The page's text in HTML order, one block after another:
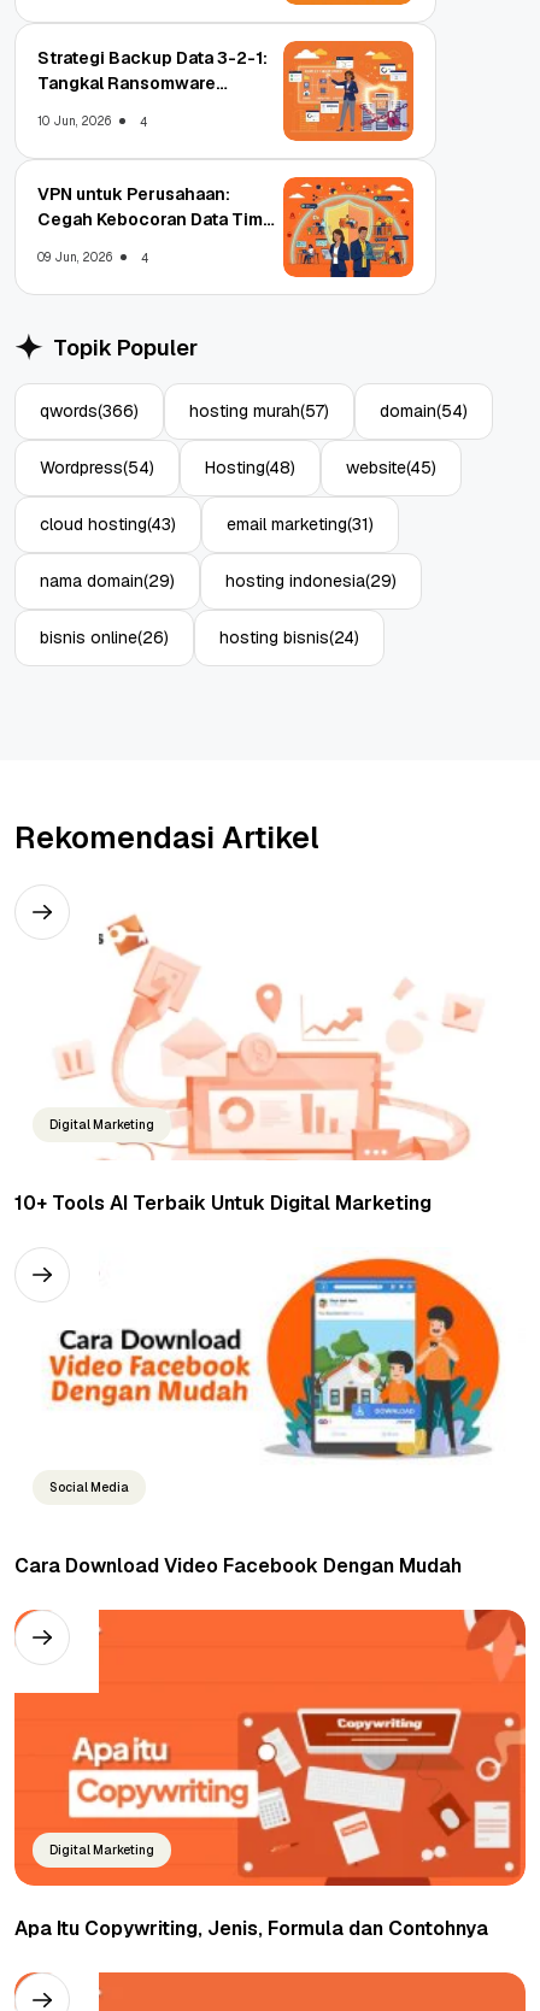
Strategi Backup Data 3-2-1:
Tangkal Ransomware
10 Jun, 2026 4
VPN untuk Perusahaan:
Cegah Kebocoran Data Tim
09 Jun, 2026 4
Topik Populer
qwords(366) hosting murah(57) domain(54)
Wordpress(54) Hosting(48) website(45)
cloud hosting(43) email marketing(31)
nama domain(29) hosting indonesia(29)
bisnis online(26) hosting bisnis(24)
Rekomendasi Artikel
Digital Marketing
10+ Tools AI Terbaik Untuk Digital Marketing
Social Media
Cara Download Video Facebook Dengan Mudah
Digital Marketing
Apa Itu Copywriting, Jenis, Formula dan Contohnya